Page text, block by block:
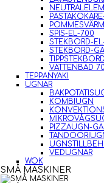
SPIS-EL-700
STEKBORD-
STEKBORD-
VATTENBAD
TEPPANYAKI
UGNAR
KOMBIUGN
PIZZAUGN-
VEDUGNAR
WOK
SMÅ MASKINER